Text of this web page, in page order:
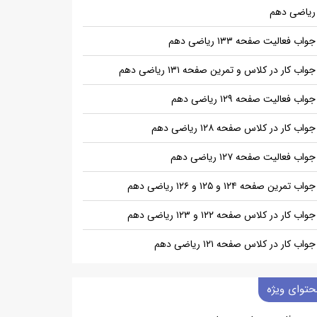
ریاضی دهم
جواب فعالیت صفحه ۱۳۳ ریاضی دهم
جواب کار در کلاس و تمرین صفحه ۱۳۱ ریاضی دهم
جواب فعالیت صفحه ۱۲۹ ریاضی دهم
جواب کار در کلاس صفحه ۱۲۸ ریاضی دهم
جواب فعالیت صفحه ۱۲۷ ریاضی دهم
جواب تمرین صفحه ۱۲۴ و ۱۲۵ و ۱۲۶ ریاضی دهم
جواب کار در کلاس صفحه ۱۲۲ و ۱۲۳ ریاضی دهم
جواب کار در کلاس صفحه ۱۲۱ ریاضی دهم
ویژه